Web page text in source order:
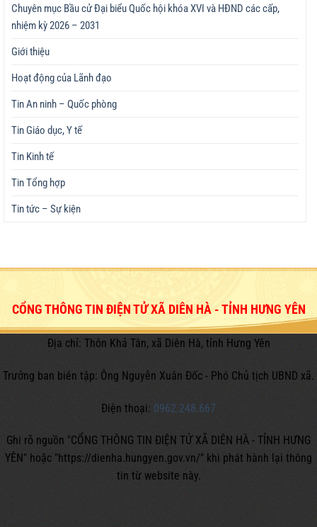
Chuyên mục Bầu cử Đại biểu Quốc hội khóa XVI và HĐND các cấp,
nhiệm kỳ 2026 – 2031
Giới thiệu
Hoạt động của Lãnh đạo
Tin An ninh – Quốc phòng
Tin Giáo dục, Y tế
Tin Kinh tế
Tin Tổng hợp
Tin tức – Sự kiện
CỔNG THÔNG TIN ĐIỆN TỬ XÃ DIÊN HÀ - TỈNH HƯNG YÊN
Địa chỉ: Thôn Khả Tân, xã Diên Hà, tỉnh Hưng Yên
Trưởng ban biên tập: Ông Nguyễn Xuân Đốc - Phó Chủ tịch UBND xã.
Điện thoại: 0962.248.667
Ghi rõ nguồn "CỔNG THÔNG TIN ĐIỆN TỬ XÃ DIÊN HÀ - TỈNH HƯNG
YÊN" hoặc "https://dienha.hungyen.gov.vn/" khi phát hành lại thông
tin từ website này.